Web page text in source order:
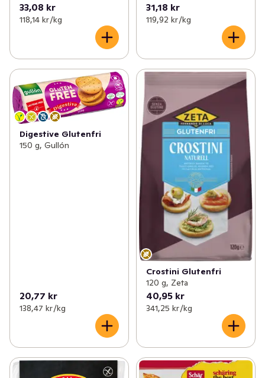
33,08 kr
118,14 kr /kg
31,18 kr
119,92 kr /kg
Digestive Glutenfri
150 g, Gullón
20,77 kr
138,47 kr /kg
Crostini Glutenfri
120 g, Zeta
40,95 kr
341,25 kr /kg